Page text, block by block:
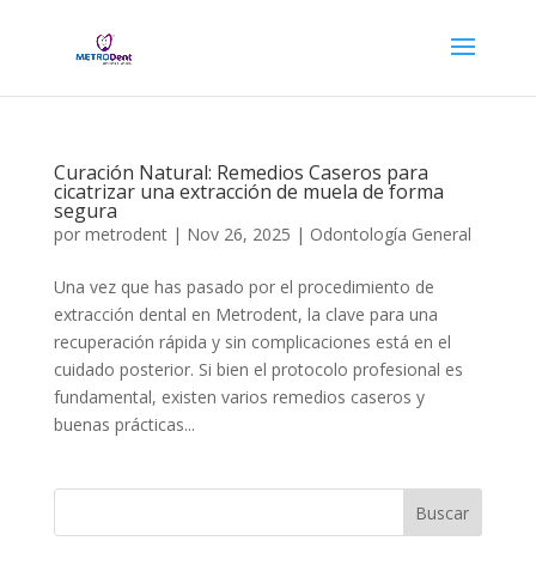
Curación Natural: Remedios Caseros para
cicatrizar una extracción de muela de forma
segura
por metrodent| Nov 26, 2025 | Odontología General
Una vez que has pasado por el procedimiento de
extracción dental en Metrodent, la clave para una
recuperación rápida y sin complicaciones está en el
cuidado posterior. Si bien el protocolo profesional es
fundamental, existen varios remedios caseros y
buenas prácticas...
Buscar